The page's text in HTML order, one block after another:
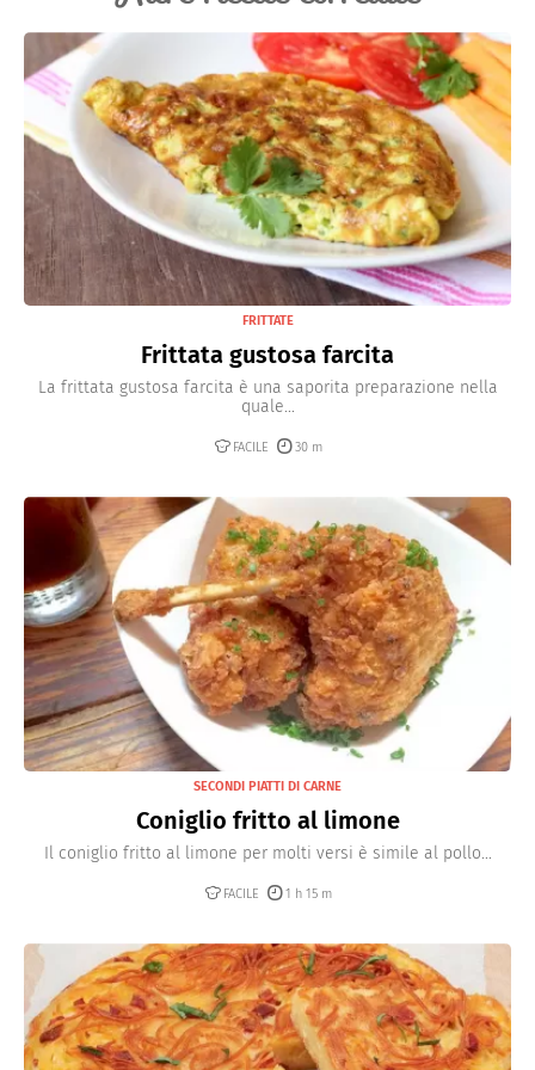
FRITTATE
Frittata gustosa farcita
La frittata gustosa farcita è una saporita preparazione nella
quale...
FACILE 30 m
SECONDI PIATTI DI CARNE
Coniglio fritto al limone
Il coniglio fritto al limone per molti versi è simile al pollo...
FACILE 1 h 15 m